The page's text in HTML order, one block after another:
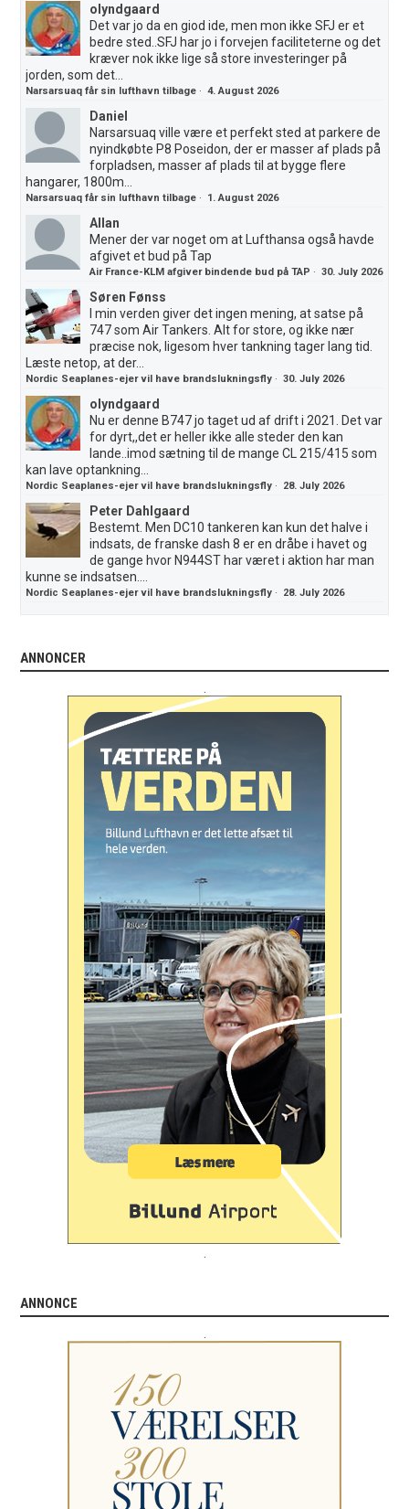
olyndgaard
Det var jo da en giod ide, men mon ikke SFJ er et
bedre sted..SFJ har jo i forvejen faciliteterne og det
kræver nok ikke lige så store investeringer på
jorden, som det...
Narsarsuaq får sin lufthavn tilbage ·4. August 2026
Daniel
Narsarsuaq ville være et perfekt sted at parkere de
nyindkøbte P8 Poseidon, der er masser af plads på
forpladsen, masser af plads til at bygge flere
hangarer, 1800m...
Narsarsuaq får sin lufthavn tilbage · 1. August 2026
Allan
Mener der var noget om at Lufthansa også havde
afgivet et bud på Tap
Air France-KLM afgiver bindende bud på TAP ·30. July 2026
Søren Fønss
I min verden giver det ingen mening, at satse på
747 som Air Tankers. Alt for store, og ikke nær
præcise nok, ligesom hver tankning tager lang tid.
Læste netop, at der...
Nordic Seaplanes-ejer vil have brandslukningsfly ·30. July 2026
olyndgaard
Nu er denne B747 jo taget ud af drift i 2021. Det var
for dyrt,,det er heller ikke alle steder den kan
lande..imod sætning til de mange CL 215/415 som
kan lave optankning...
Nordic Seaplanes-ejer vil have brandslukningsfly · 28. July 2026
Peter Dahlgaard
Bestemt. Men DC10 tankeren kan kun det halve i
indsats, de franske dash 8 er en dråbe i havet og
de gange hvor N944ST har været i aktion har man
kunne se indsatsen....
Nordic Seaplanes-ejer vil have brandslukningsfly · 28. July 2026
ANNONCER
ANNONCE